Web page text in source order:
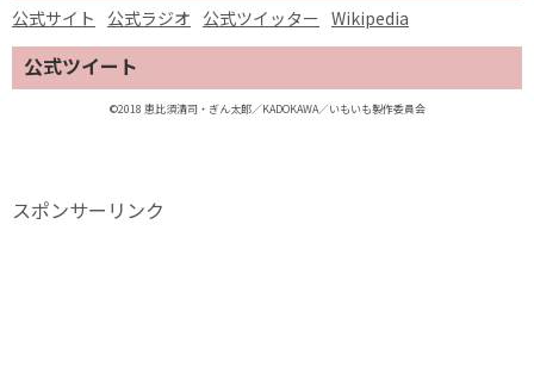
公式サイト 公式ラジオ 公式ツイッター Wikipedia
公式ツイート
©2018 恵比須清司・ぎん太郎／KADOKAWA／いもいも製作委員会
スポンサーリンク